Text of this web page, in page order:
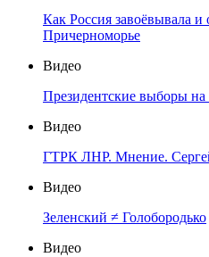
Как Россия завоёвывала и
Причерноморье
Видео
Президентские выборы
Видео
ГТРК ЛНР. Мнение.
Видео
Зеленский ≠ Голобородько
Видео